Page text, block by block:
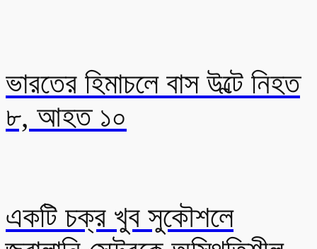
ভারতের হিমাচলে বাস উল্টে নিহত
৮, আহত ১০
একটি চক্র খুব সুকৌশলে